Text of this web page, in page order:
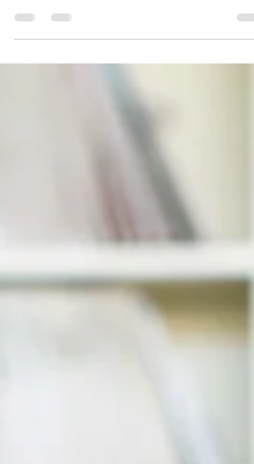
Edition Elie Faure
13 juil. 2023
Dates de rentrée des classes
Elie Faure à la rentrée de septembre 2023, voici